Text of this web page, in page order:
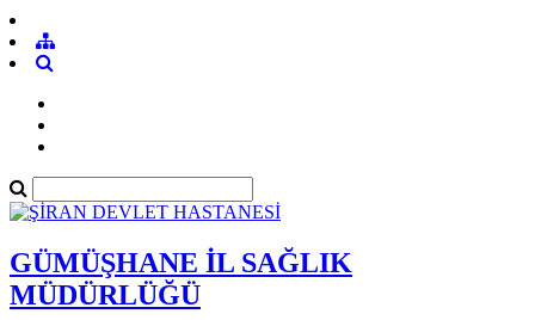
GÜMÜŞHANE İL SAĞLIK
MÜDÜRLÜĞÜ